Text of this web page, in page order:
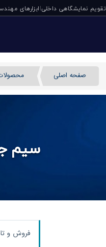
تقویم نمایشگاهی داخلی|ابزارهای
صفحه اصلی
سیم
فروش و